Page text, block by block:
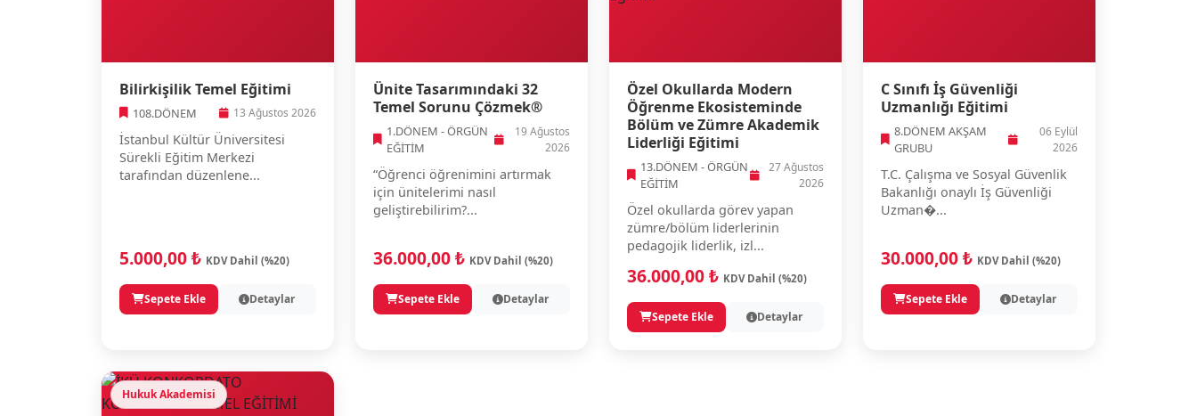
Bilirkişilik Temel Eğitimi
108.DÖNEM 13 Ağustos 2026
İstanbul Kültür Üniversitesi
Sürekli Eğitim Merkezi
tarafından düzenlene...
5.000,00 ₺ KDV Dahil (%20)
Sepete Ekle Detaylar
Ünite Tasarımındaki 32
Temel Sorunu Çözmek®
1.DÖNEM - ÖRGÜN
EĞİTİM
19 Ağustos
2026
“Öğrenci öğrenimini artırmak
için ünitelerimi nasıl
geliştirebilirim?...
36.000,00 ₺ KDV Dahil (%20)
Sepete Ekle Detaylar
Özel Okullarda Modern
Öğrenme Ekosisteminde
Bölüm ve Zümre Akademik
Liderliği Eğitimi
13.DÖNEM - ÖRGÜN
EĞİTİM
27 Ağustos
2026
Özel okullarda görev yapan
zümre/bölüm liderlerinin
pedagojik liderlik, izl...
36.000,00 ₺ KDV Dahil (%20)
Sepete Ekle Detaylar
C Sınıfı İş Güvenliği
Uzmanlığı Eğitimi
8.DÖNEM AKŞAM
GRUBU
06 Eylül
2026
T.C. Çalışma ve Sosyal Güvenlik
Bakanlığı onaylı İş Güvenliği
Uzman�...
30.000,00 ₺ KDV Dahil (%20)
Sepete Ekle Detaylar
Hukuk Akademisi